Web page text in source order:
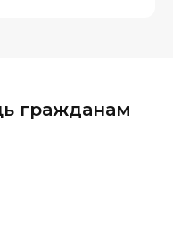
гражданам